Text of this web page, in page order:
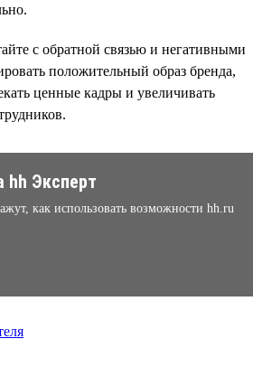
с обратной связью и негативными
положительный образ бренда,
ценные кадры и увеличивать
hh Эксперт
как использовать возможности hh.ru